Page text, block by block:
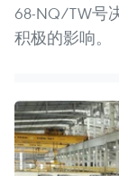
68-NQ/TW号
积极的影响。